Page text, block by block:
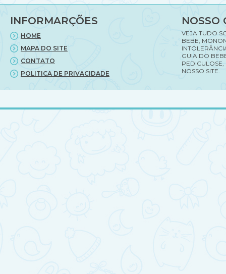
pós-
cirúrgica.
INFORMARÇÕES
HOME
MAPA DO SITE
CONTATO
POLITICA DE PRIVACIDADE
NOSSO
VEJA TUDO
BEBE,
GUIA DO
PEDICULOSE,
NOSSO SITE.